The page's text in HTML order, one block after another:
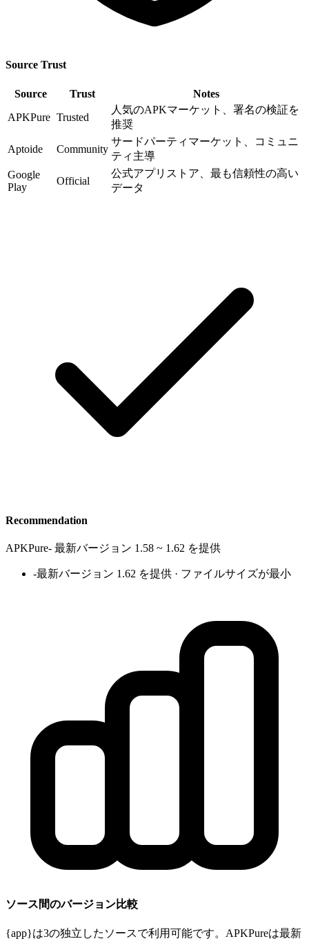
Source Trust
Source Trust
Notes
APKPure Trusted
人気のAPKマーケット、署名の検証を
推奨
Aptoide Community
サードパーティマーケット、コミュニ
ティ主導
Google
Play
Official
公式アプリストア、最も信頼性の高い
データ
Recommendation
APKPure- 最新バージョン 1.58 ~ 1.62 を提供
-最新バージョン 1.62 を提供 · ファイルサイズが最小
ソース間のバージョン比較
{app}は3の独立したソースで利用可能です。APKPureは最新